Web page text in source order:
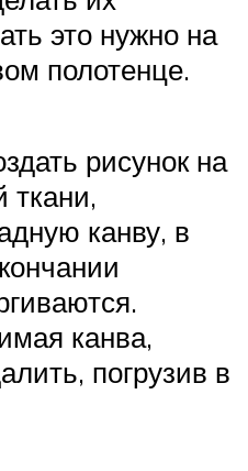
это нужно на
полотенце.
рисунок на
ткани,
канву, в
канва,
погрузив в